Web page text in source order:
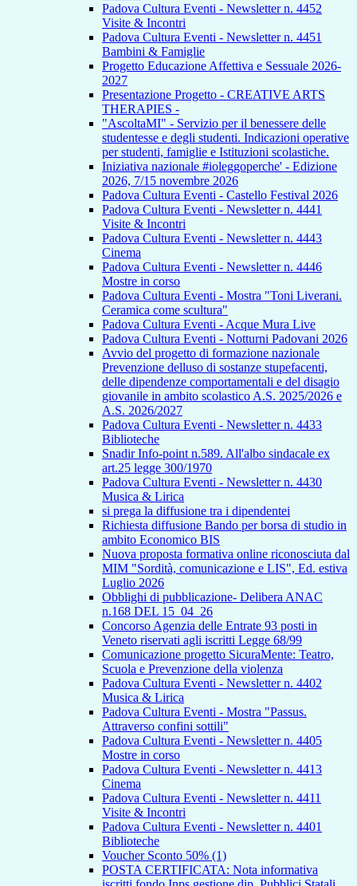
Padova Cultura Eventi - Newsletter n. 4452
Visite & Incontri
Padova Cultura Eventi - Newsletter n. 4451
Bambini & Famiglie
Progetto Educazione Affettiva e Sessuale 2026-
2027
Presentazione Progetto - CREATIVE ARTS
THERAPIES -
"AscoltaMI" - Servizio per il benessere delle
studentesse e degli studenti. Indicazioni operative
per studenti, famiglie e Istituzioni scolastiche.
Iniziativa nazionale #ioleggoperche' - Edizione
2026, 7/15 novembre 2026
Padova Cultura Eventi - Castello Festival 2026
Padova Cultura Eventi - Newsletter n. 4441
Visite & Incontri
Padova Cultura Eventi - Newsletter n. 4443
Cinema
Padova Cultura Eventi - Newsletter n. 4446
Mostre in corso
Padova Cultura Eventi - Mostra "Toni Liverani.
Ceramica come scultura"
Padova Cultura Eventi - Acque Mura Live
Padova Cultura Eventi - Notturni Padovani 2026
Avvio del progetto di formazione nazionale
Prevenzione delluso di sostanze stupefacenti,
delle dipendenze comportamentali e del disagio
giovanile in ambito scolastico A.S. 2025/2026 e
A.S. 2026/2027
Padova Cultura Eventi - Newsletter n. 4433
Biblioteche
Snadir Info-point n.589. All'albo sindacale ex
art.25 legge 300/1970
Padova Cultura Eventi - Newsletter n. 4430
Musica & Lirica
si prega la diffusione tra i dipendentei
Richiesta diffusione Bando per borsa di studio in
ambito Economico BIS
Nuova proposta formativa online riconosciuta dal
MIM "Sordità, comunicazione e LIS", Ed. estiva
Luglio 2026
Obblighi di pubblicazione- Delibera ANAC
n.168 DEL 15_04_26
Concorso Agenzia delle Entrate 93 posti in
Veneto riservati agli iscritti Legge 68/99
Comunicazione progetto SicuraMente: Teatro,
Scuola e Prevenzione della violenza
Padova Cultura Eventi - Newsletter n. 4402
Musica & Lirica
Padova Cultura Eventi - Mostra "Passus.
Attraverso confini sottili"
Padova Cultura Eventi - Newsletter n. 4405
Mostre in corso
Padova Cultura Eventi - Newsletter n. 4413
Cinema
Padova Cultura Eventi - Newsletter n. 4411
Visite & Incontri
Padova Cultura Eventi - Newsletter n. 4401
Biblioteche
Voucher Sconto 50% (1)
POSTA CERTIFICATA: Nota informativa